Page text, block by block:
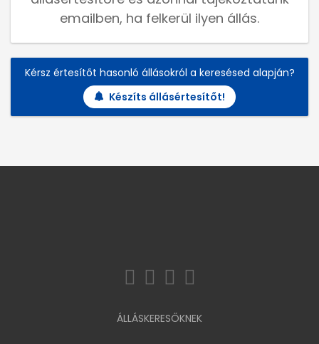
emailben, ha felkerül ilyen állás.
Kérsz értesítőt hasonló állásokról a keresésed alapján?
Készíts állásértesítőt!
ÁLLÁSKERESŐKNEK